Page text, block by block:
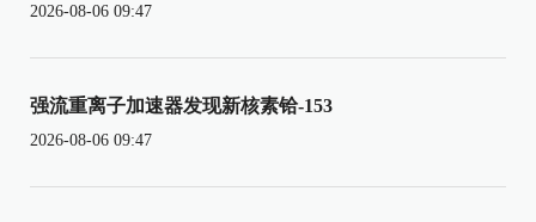
2026-08-06 09:47
强流重离子加速器发现新核素铪-153
2026-08-06 09:47